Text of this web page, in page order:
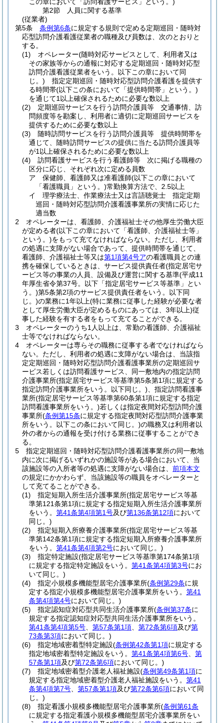
第2節
人員に関する基準
(従業者)
第5条
条例第6条に規定する規則で定める定期巡回・随時対
応型訪問介護看護従業者の職種及び員数は、次のとおりと
する。
(1)
オペレーター(随時対応サービスとして、利用者又は
その家族等からの通報に対応する定期巡回・随時対応型
訪問介護看護従業者をいう。以下この章において同
じ。) 指定定期巡回・随時対応型訪問介護看護を提供す
る時間帯(以下この条において「提供時間帯」という。)
を通じて1以上確保されるために必要な数以上
(2)
定期巡回サービスを行う訪問介護員等 交通事情、訪
問頻度等を勘案し、利用者に適切に定期巡回サービスを
提供するために必要な数以上
(3)
随時訪問サービスを行う訪問介護員等 提供時間帯を
通じて、随時訪問サービスの提供に当たる訪問介護員等
が1以上確保されるために必要な数以上
(4)
訪問看護サービスを行う看護師等 次に掲げる職種の
区分に応じ、それぞれ次に定める員数
ア
保健師、看護師又は准看護師(以下この章において
「看護職員」という。)常勤換算方法で、2.5以上
イ
理学療法士、作業療法士又は言語聴覚士 指定定期
巡回・随時対応型訪問介護看護事業所の実情に応じた
適当数
2
オペレーターは、看護師、介護福祉士その他厚生労働大臣
が定める者(以下この章において「看護師、介護福祉士等」
という。)をもって充てなければならない。 ただし、利用者
の処遇に支障がない場合であって、提供時間帯を通じて、
看護師、介護福祉士等又は第1項第4号アの看護職員との連
携を確保しているときは、サービス提供責任者(指定居宅サ
ービス等の事業の人員、設備及び運営に関する基準(平成11
年厚生省令第37号。以下「指定居宅サービス等基準」とい
う。)第5条第2項のサービス提供責任者をいう。以下同
じ。)の業務に1年以上(特に業務に従事した経験が必要な者
として厚生労働大臣が定めるものにあっては、3年以上)従
事した経験を有する者をもって充てることができる。
3
オペレーターのうち1人以上は、常勤の看護師、介護福祉
士等でなければならない。
4
オペレーターは専らその職務に従事する者でなければなら
ない。 ただし、利用者の処遇に支障がない場合は、当該指
定定期巡回・随時対応型訪問介護看護事業所の定期巡回サ
ービス若しくは訪問看護サービス、同一敷地内の指定訪問
介護事業所(指定居宅サービス等基準第5条第1項に規定する
指定訪問介護事業所をいう。以下同じ。) 、指定訪問看護事
業所(指定居宅サービス等基準第60条第1項に規定する指定
訪問看護事業所をいう。)若しくは指定夜間対応型訪問介護
事業所(条例第15条に規定する指定夜間対応型訪問介護事業
所をいう。以下この条において同じ。)の職務又は利用者以
外の者からの通報を受け付ける業務に従事することができ
る。
5
指定定期巡回・随時対応型訪問介護看護事業所の同一敷地
内に次に掲げるいずれかの施設等がある場合において、当
該施設等の入所者等の処遇に支障がない場合は、 前項本文
の規定にかかわらず、当該施設等の職員をオペレーターと
して充てることができる。
(1)
指定短期入所生活介護事業所(指定居宅サービス等基
準第121条第1項に規定する指定短期入所生活介護事業所
をいう。 第41条第4項第1号及び第136条第12項において
同じ。)
(2)
指定短期入所療養介護事業所(指定居宅サービス等基
準第142条第1項に規定する指定短期入所療養介護事業所
をいう。 第41条第4項第2号において同じ。)
(3)
指定特定施設(指定居宅サービス等基準第174条第1項
に規定する指定特定施設をいう。 第41条第4項第3号にお
いて同じ。)
(4)
指定小規模多機能型居宅介護事業所(条例第29条に規
定する指定小規模多機能型居宅介護事業所をいう。 第41
条第4項第4号において同じ。)
(5)
指定認知症対応型共同生活介護事業所(条例第37条に
規定する指定認知症対応型共同生活介護事業所をいう。
第41条第4項第5号
第57条第1項 第72条第6項及び第
73条第3項において同じ。)
(6)
指定地域密着型特定施設(条例第42条第1項に規定する
指定地域密着型特定施設をいう。 第41条第4項第6号
第
57条第1項及び第72条第6項において同じ。)
(7)
指定地域密着型介護老人福祉施設(条例第49条第1項に
規定する指定地域密着型介護老人福祉施設をいう。 第41
条第4項第7号
第57条第1項及び第72条第6項において同
じ。)
(8)
指定看護小規模多機能型居宅介護事業所(条例第61条
に規定する指定看護小規模多機能型居宅介護事業所をい